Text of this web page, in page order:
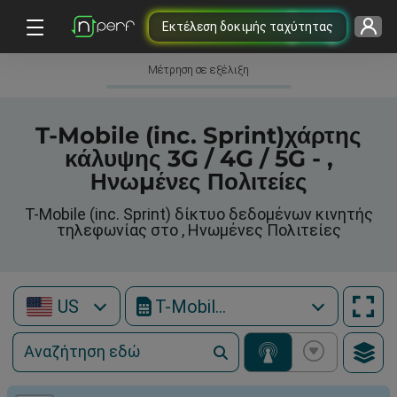
Εκτέλεση δοκιμής ταχύτητας
Μέτρηση σε εξέλιξη
T-Mobile (inc. Sprint)χάρτης
κάλυψης 3G / 4G / 5G - ,
Ηνωμένες Πολιτείες
T-Mobile (inc. Sprint) δίκτυο δεδομένων κινητής
τηλεφωνίας στο , Ηνωμένες Πολιτείες
US T-Mobile (inc. Sprint)